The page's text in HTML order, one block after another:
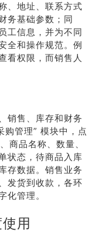
、地址、联系方式
务基础参数；同
工信息，并为不同
全和操作规范。例
看权限，而销售人
销售、库存和财务
购管理” 模块中，点
商品名称、数量、
状态，待商品入库
存数据。销售业务
发货到收款，各环
化管理。
用